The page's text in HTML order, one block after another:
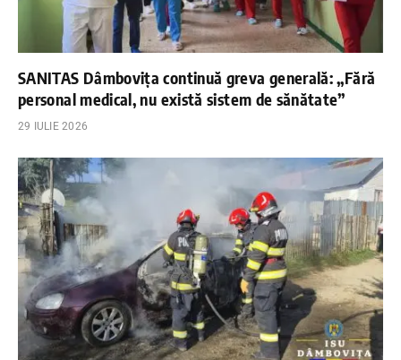
SANITAS Dâmbovița continuă greva generală: „Fără
personal medical, nu există sistem de sănătate”
29 IULIE 2026